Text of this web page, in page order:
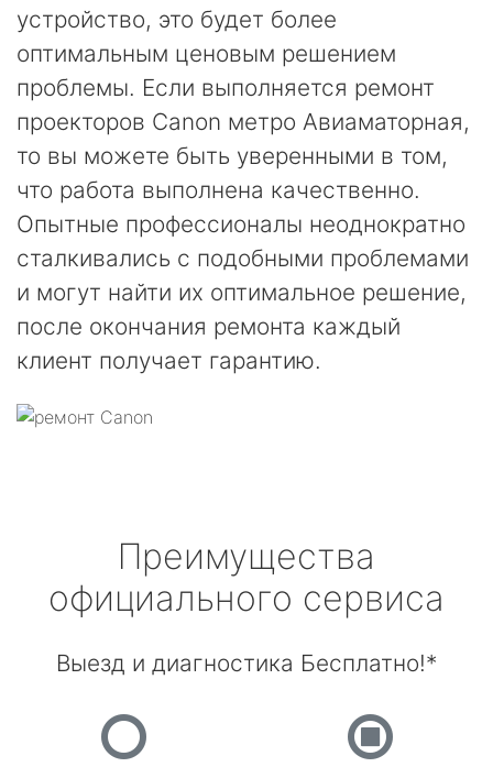
устройство, это будет более
оптимальным ценовым решением
проблемы. Если выполняется ремонт
проекторов Canon метро Авиаматорная,
то вы можете быть уверенными в том,
что работа выполнена качественно.
Опытные профессионалы неоднократно
сталкивались с подобными проблемами
и могут найти их оптимальное решение,
после окончания ремонта каждый
клиент получает гарантию.
Преимущества
официального сервиса
Выезд и диагностика Бесплатно!*